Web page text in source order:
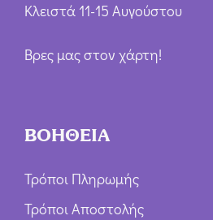
Κλειστά 11-15 Αυγούστου
Βρες μας στον χάρτη!
ΒΟΗΘΕΙΑ
Τρόποι Πληρωμής
Τρόποι Αποστολής